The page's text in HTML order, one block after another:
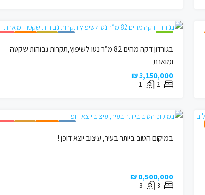
מומלץ ! למכירה בבלעדיות הצעה חמה נמכר !
בגורדון דקה מהים 82 מ”ר נטו לשיפוץ,תקרות גבוהות שקטה
ומוארת
3,150,000 ₪
2
1
למכירה הצעה חמה נכס נדיר ! נמכר !
במיקום הטוב ביותר בעיר, עיצוב יוצא דופן !
8,500,000 ₪
3
3